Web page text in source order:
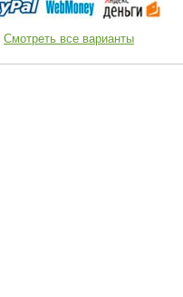
Смотреть все варианты